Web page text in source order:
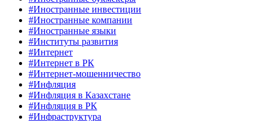
#Иностранные инвестиции
#Иностранные компании
#Иностранные языки
#Институты развития
#Интернет
#Интернет в РК
#Интернет-мошенничество
#Инфляция
#Инфляция в Казахстане
#Инфляция в РК
#Инфраструктура